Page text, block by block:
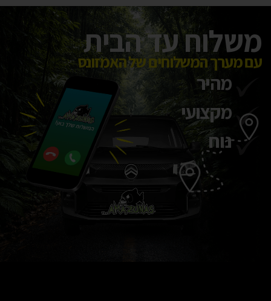
משלוח עד הבית
עם מערך המשלוחים של האמזונס
מהיר
מקצועי
נוח